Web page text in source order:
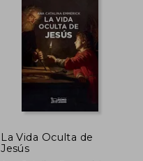
55%
dcto.
La Vida Oculta de
Jesús